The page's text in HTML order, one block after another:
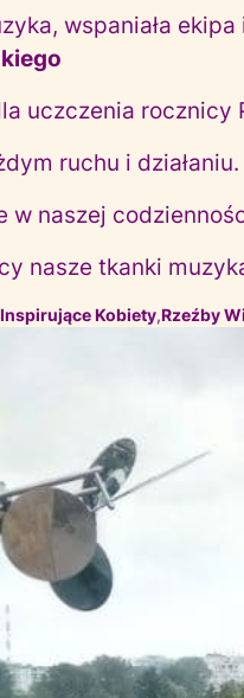
wspaniała
uczczenia rocznicy
ruchu i działaniu.
naszej
nasze tkanki
Inspirujące Kobiety,Rzeźby